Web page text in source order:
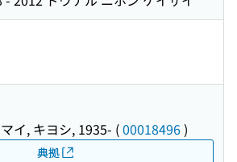
イ, キヨシ, 1935- (00018496)
典拠